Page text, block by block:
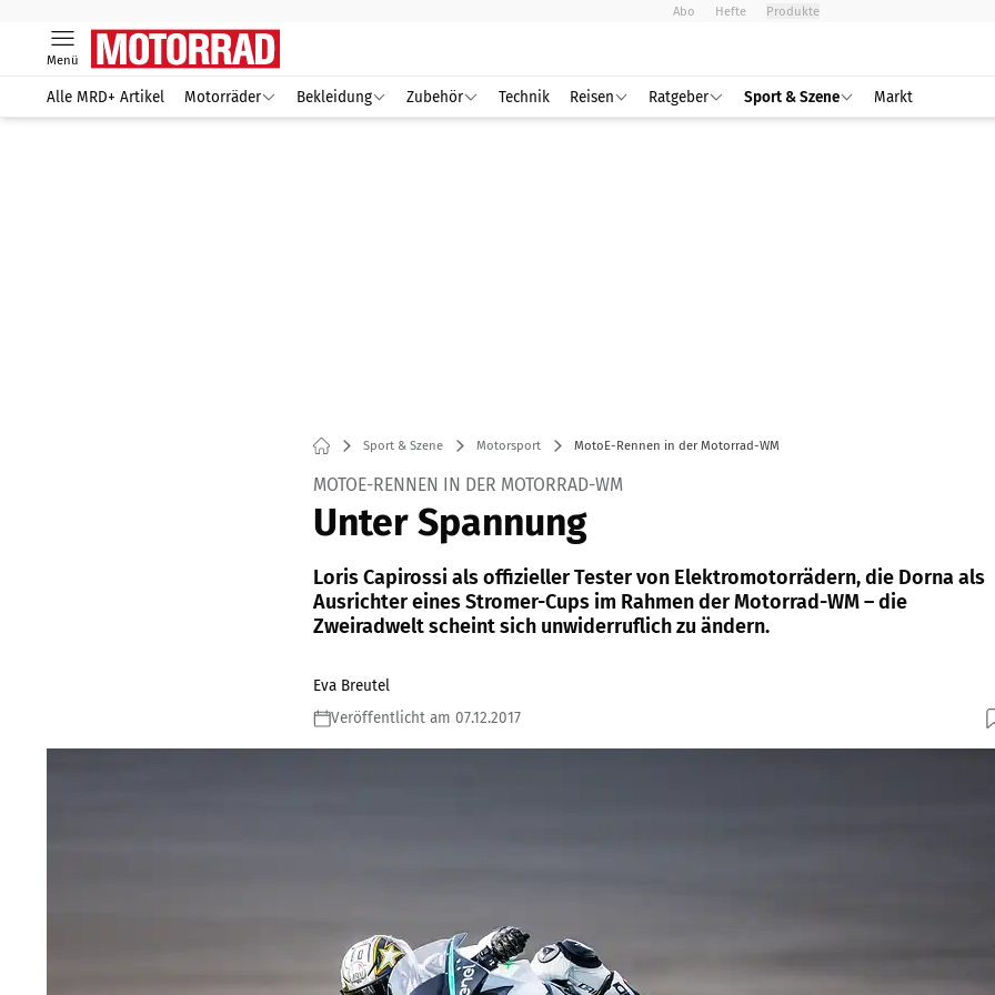
Abo Hefte Produkte
Menü
Alle MRD+ Artikel Motorräder Bekleidung Zubehör Technik Reisen Ratgeber Sport & Szene Markt
Sport & Szene Motorsport MotoE-Rennen in der Motorrad-WM
MOTOE-RENNEN IN DER MOTORRAD-WM
Unter Spannung
Loris Capirossi als offizieller Tester von Elektromotor­rädern, die Dorna als
Ausrichter eines Stromer-Cups im Rahmen der Motorrad-WM – die
Zweiradwelt scheint sich unwiderruflich zu ändern.
Eva Breutel
Veröffentlicht am 07.12.2017